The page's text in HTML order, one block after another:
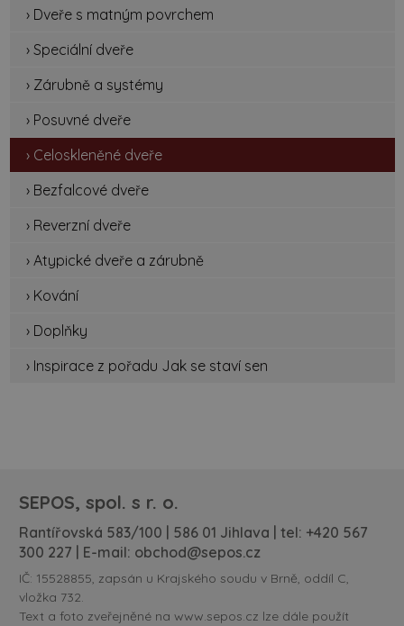
› Dveře s matným povrchem
› Speciální dveře
› Zárubně a systémy
› Posuvné dveře
› Celoskleněné dveře
› Bezfalcové dveře
› Reverzní dveře
› Atypické dveře a zárubně
› Kování
› Doplňky
› Inspirace z pořadu Jak se staví sen
SEPOS, spol. s r. o.
Rantířovská 583/100 | 586 01 Jihlava | tel: +420 567
300 227 | E-mail: obchod@sepos.cz
IČ: 15528855, zapsán u Krajského soudu v Brně, oddíl C,
vložka 732.
Text a foto zveřejněné na www.sepos.cz lze dále použít